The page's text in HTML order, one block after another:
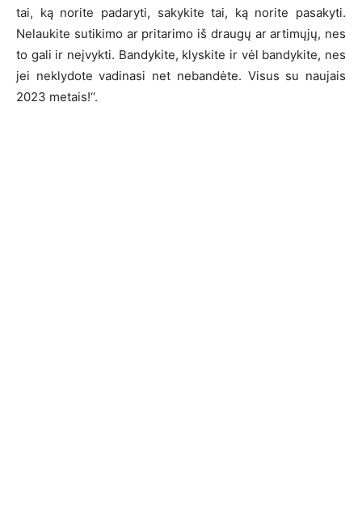
tai, ką norite padaryti, sakykite tai, ką norite pasakyti.
Nelaukite sutikimo ar pritarimo iš draugų ar artimųjų, nes
to gali ir neįvykti. Bandykite, klyskite ir vėl bandykite, nes
jei neklydote vadinasi net nebandėte. Visus su naujais
2023 metais!‘‘.